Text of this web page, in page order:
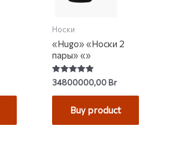
Носки
«Hugo» «Носки 2
пары» «»
Rated
5.00
out of 5
34800000,00Br
Buy product